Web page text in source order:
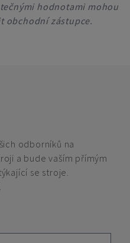
hodnotami mohou
obchodní zástupce.
odborníků na
a bude vaším přímým
se stroje.